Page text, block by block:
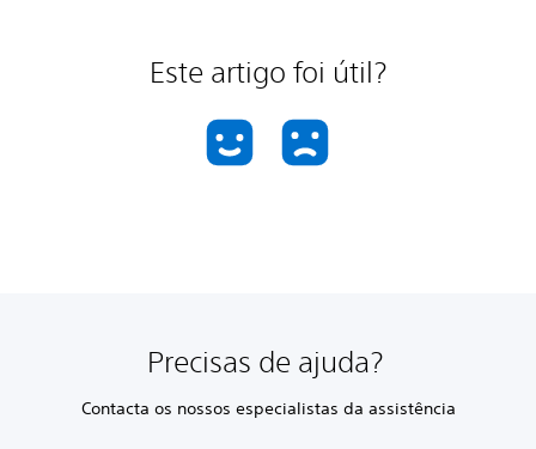
Este artigo foi útil?
Precisas de ajuda?
Contacta os nossos especialistas da assistência